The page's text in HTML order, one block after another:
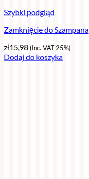
Szybki podgląd
Zamknięcie do Szampana
zł15,98(Inc. VAT 25%)
Dodaj do koszyka